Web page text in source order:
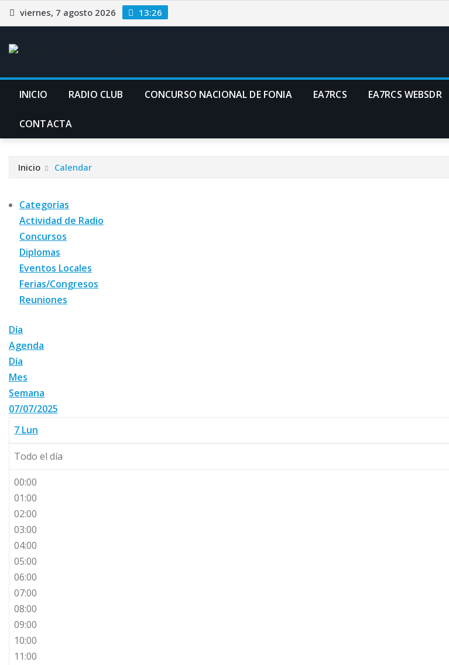
Saltar
al
viernes, 7 agosto 2026 13:26
INICIO RADIO CLUB CONCURSO NACIONAL DE FONIA EA7RCS EA7RCS WEBSDR
CONTACTA
Inicio Calendar
Categorías
Actividad de Radio
Concursos
Diplomas
Eventos Locales
Ferias/Congresos
Reuniones
Día
Agenda
Día
Mes
Semana
07/07/2025
7 Lun
Todo el día
00:00
01:00
02:00
03:00
04:00
05:00
06:00
07:00
08:00
09:00
10:00
11:00